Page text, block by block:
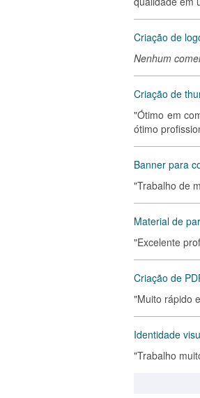
Criação de
Nenhum
Criação de
"Ótimo em
ótimo
Banner para
"Trabalho de
Material de
"Excelente
Criação de
"Muito rápido
Identidade
"Trabalho